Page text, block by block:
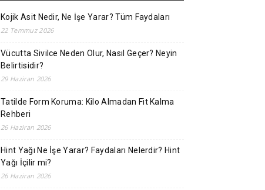
Kojik Asit Nedir, Ne İşe Yarar? Tüm Faydaları
22 Temmuz 2026
Vücutta Sivilce Neden Olur, Nasıl Geçer? Neyin
Belirtisidir?
29 Haziran 2026
Tatilde Form Koruma: Kilo Almadan Fit Kalma
Rehberi
26 Haziran 2026
Hint Yağı Ne İşe Yarar? Faydaları Nelerdir? Hint
Yağı İçilir mi?
26 Haziran 2026